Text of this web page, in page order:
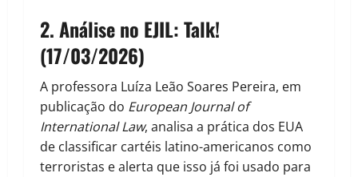
2. Análise no EJIL: Talk!
(17/03/2026)
A professora Luíza Leão Soares Pereira, em
publicação do European Journal of
International Law, analisa a prática dos EUA
de classificar cartéis latino-americanos como
terroristas e alerta que isso já foi usado para